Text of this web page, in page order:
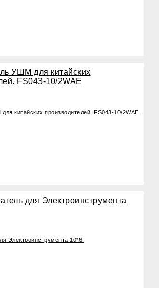
китайских производителей. FS043-10/2WAE
Электроинструмента 10*6.